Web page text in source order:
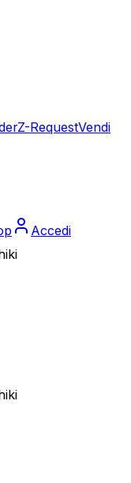
Z-RequestVendi
Accedi